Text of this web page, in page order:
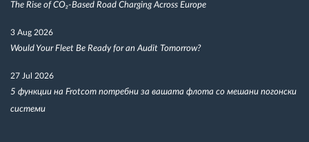
The Rise of CO₂-Based Road Charging Across Europe
3 Aug 2026
Would Your Fleet Be Ready for an Audit Tomorrow?
27 Jul 2026
5 функции на Frotcom потребни за вашата флота со мешани погонски
системи